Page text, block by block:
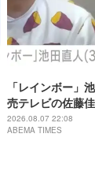
「レインボー」
売テレビの佐藤
結婚「ジャンボ
びっくり！」など
2026.08.07 22:08
ABEMA TIMES